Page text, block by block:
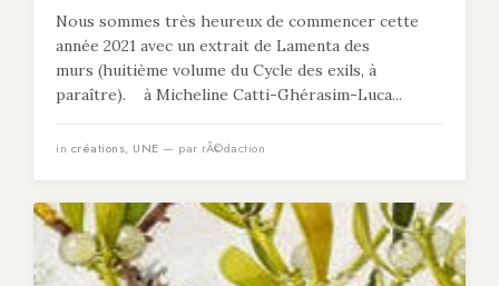
Nous sommes très heureux de commencer cette
année 2021 avec un extrait de Lamenta des
murs (huitième volume du Cycle des exils, à
paraître). à Micheline Catti-Ghérasim-Luca...
in créations, UNE — par rÃ©daction